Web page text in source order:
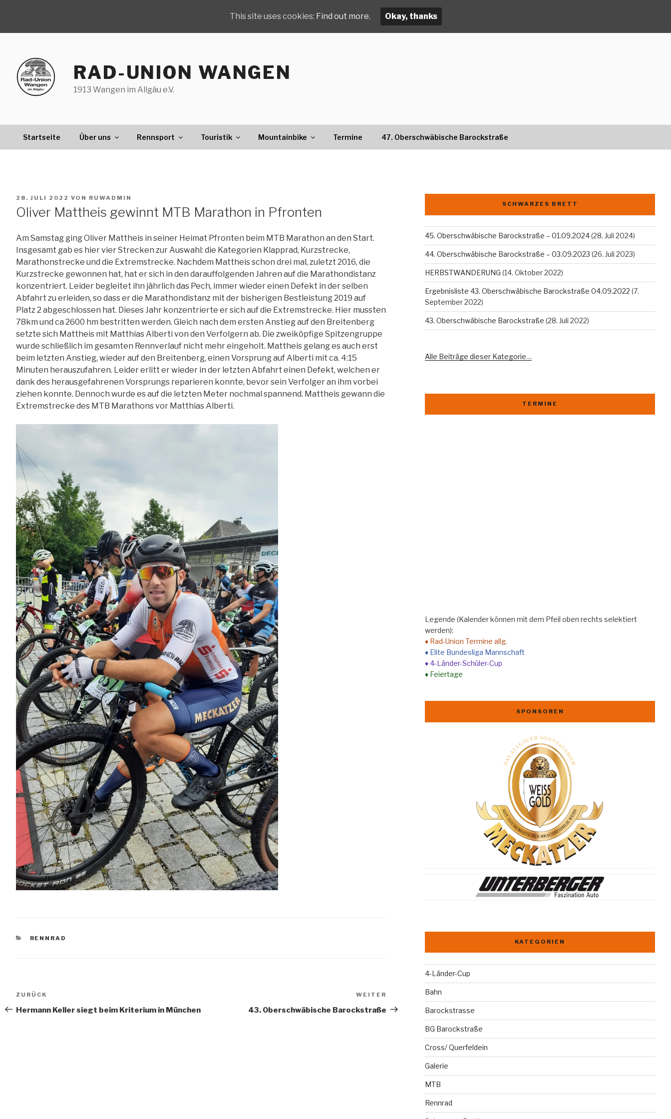
springen
RAD-UNION WANGEN
1913 Wangen im Allgäu e.V.
Startseite Über uns Rennsport Touristik Mountainbike Termine 47. Oberschwäbische Barockstraße
VERÖFFENTLICHT
28. JULI 2022 VON RUWADMIN
Oliver Mattheis gewinnt MTB Marathon in Pfronten
Am Samstag ging Oliver Mattheis in seiner Heimat Pfronten beim MTB Marathon an den Start.
Insgesamt gab es hier vier Strecken zur Auswahl: die Kategorien Klapprad, Kurzstrecke,
Marathonstrecke und die Extremstrecke. Nachdem Mattheis schon drei mal, zuletzt 2016, die
Kurzstrecke gewonnen hat, hat er sich in den darauffolgenden Jahren auf die Marathondistanz
konzentriert. Leider begleitet ihn jährlich das Pech, immer wieder einen Defekt in der selben
Abfahrt zu erleiden, so dass er die Marathondistanz mit der bisherigen Bestleistung 2019 auf
Platz 2 abgeschlossen hat. Dieses Jahr konzentrierte er sich auf die Extremstrecke. Hier mussten
78km und ca 2600 hm bestritten werden. Gleich nach dem ersten Anstieg auf den Breitenberg
setzte sich Mattheis mit Matthias Alberti von den Verfolgern ab. Die zweiköpfige Spitzengruppe
wurde schließlich im gesamten Rennverlauf nicht mehr eingeholt. Mattheis gelang es auch erst
beim letzten Anstieg, wieder auf den Breitenberg, einen Vorsprung auf Alberti mit ca. 4:15
Minuten herauszufahren. Leider erlitt er wieder in der letzten Abfahrt einen Defekt, welchen er
dank des herausgefahrenen Vorsprungs reparieren konnte, bevor sein Verfolger an ihm vorbei
ziehen konnte. Dennoch wurde es auf die letzten Meter nochmal spannend. Mattheis gewann die
Extremstrecke des MTB Marathons vor Matthias Alberti.
KATEGORIEN
RENNRAD
Beitragsnavigation
Vorheriger
Beitrag
ZURÜCK
Hermann Keller siegt beim Kriterium in München
Beitrag
WEITER
43. Oberschwäbische Barockstraße
SCHWARZES BRETT
45. Oberschwäbische Barockstraße – 01.09.2024(28. Juli 2024)
44. Oberschwäbische Barockstraße – 03.09.2023 (26. Juli 2023)
HERBSTWANDERUNG (14. Oktober 2022)
Ergebnisliste 43. Oberschwäbische Barockstraße 04.09.2022 (7.
September 2022)
43. Oberschwäbische Barockstraße (28. Juli 2022)
Alle Beiträge dieser Kategorie…
TERMINE
Legende (Kalender können mit dem Pfeil oben rechts selektiert
werden):
♦ Rad-Union Termine allg.
♦ Elite Bundesliga Mannschaft
♦ 4-Länder-Schüler-Cup
♦ Feiertage
SPONSOREN
KATEGORIEN
4-Länder-Cup
Bahn
Barockstrasse
BG Barockstraße
Cross/ Querfeldein
Galerie
MTB
Rennrad
This site uses cookies: Find out more. Okay, thanks